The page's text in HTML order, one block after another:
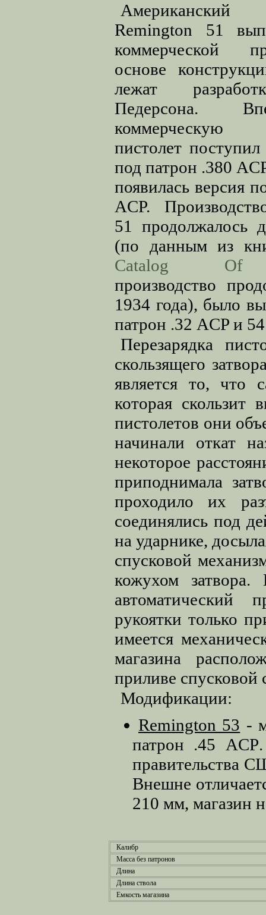
Remington 51
коммерческой
основе
лежат
Педерсона.
пистолет
под патрон .380
появилась версия
ACP.
51 продолжалось
(по данным из
Catalog Of
производство
1934 года), было
патрон .32 ACP и
Перезарядка
скользящего
является то, что
которая скользит
пистолетов они
начинали откат
некоторое
приподнимала
проходило их
соединялись под
на ударнике,
спусковой
кожухом затвора.
автоматический
рукоятки только
имеется
магазина
приливе
Модификации:
Remington 53 -
патрон .45 ACP
правительства
Внешне
210 мм, магазин
Калибр
Масса без патронов
Длина
Длина ствола
Емкость магазина